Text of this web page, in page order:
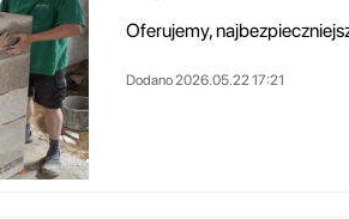
Dodano 2026.05.22 17:21